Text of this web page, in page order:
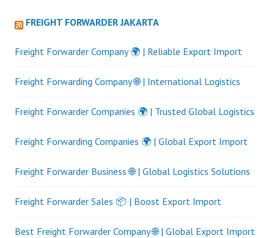
FREIGHT FORWARDER JAKARTA
Freight Forwarder Company 🌍 | Reliable Export Import
Freight Forwarding Company 🌐 | International Logistics
Freight Forwarder Companies 🌍 | Trusted Global Logistics
Freight Forwarding Companies 🌍 | Global Export Import
Freight Forwarder Business 🌐 | Global Logistics Solutions
Freight Forwarder Sales 📦 | Boost Export Import
Best Freight Forwarder Company 🌐 | Global Export Import